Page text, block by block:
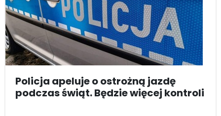
Policja apeluje o ostrożną jazdę
podczas świąt. Będzie więcej kontroli